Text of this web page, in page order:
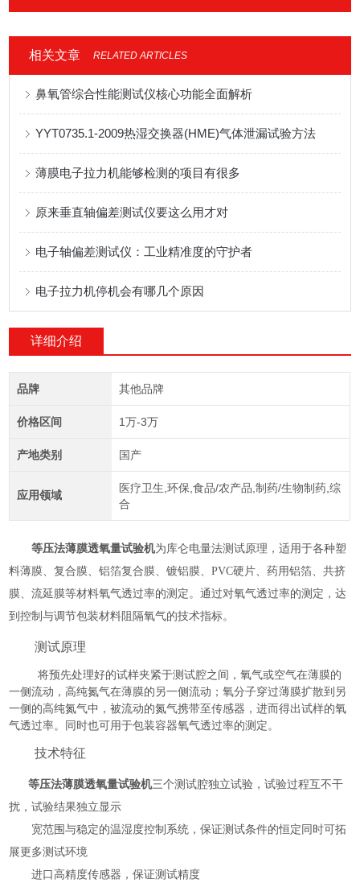
相关文章 RELATED ARTICLES
鼻氧管综合性能测试仪核心功能全面解析
YYT0735.1-2009热湿交换器(HME)气体泄漏试验方法
薄膜电子拉力机能够检测的项目有很多
原来垂直轴偏差测试仪要这么用才对
电子轴偏差测试仪：工业精准度的守护者
电子拉力机停机会有哪几个原因
详细介绍
品牌 其他品牌
价格区间 1万-3万
产地类别 国产
应用领域
医疗卫生,环保,食品/农产品,制药/生物制药,综
合
等压法薄膜透氧量试验机为库仑电量法测试原理，适用于各种塑
料薄膜、复合膜、铝箔复合膜、镀铝膜、PVC硬片、药用铝箔、共挤
膜、流延膜等材料氧气透过率的测定。通过对氧气透过率的测定，达
到控制与调节包装材料阻隔氧气的技术指标。
测试原理
将预先处理好的试样夹紧于测试腔之间，氧气或空气在薄膜的
一侧流动，高纯氮气在薄膜的另一侧流动；氧分子穿过薄膜扩散到另
一侧的高纯氮气中，被流动的氮气携带至传感器，进而得出试样的氧
气透过率。同时也可用于包装容器氧气透过率的测定。
技术特征
等压法薄膜透氧量试验机三个测试腔独立试验，试验过程互不干
扰，试验结果独立显示
宽范围与稳定的温湿度控制系统，保证测试条件的恒定同时可拓
展更多测试环境
进口高精度传感器，保证测试精度